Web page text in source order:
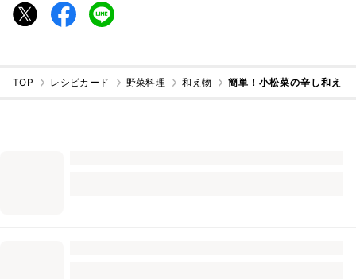
TOP レシピカード 野菜料理 和え物 簡単！小松菜の辛し和え